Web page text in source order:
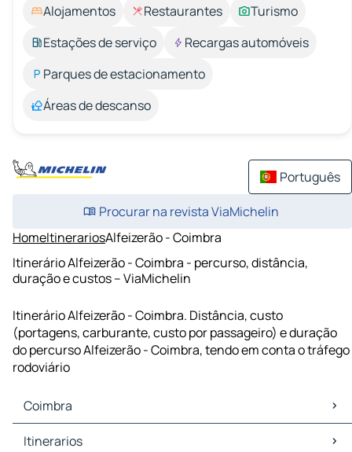
Alojamentos Restaurantes
Turismo
Estações de serviço
Recargas automóveis
Parques de estacionamento
Áreas de descanso
Português
Procurar na revista ViaMichelin
HomeItinerariosAlfeizerão - Coimbra
Itinerário Alfeizerão - Coimbra - percurso, distância,
duração e custos – ViaMichelin
Itinerário Alfeizerão - Coimbra. Distância, custo
(portagens, carburante, custo por passageiro) e duração
do percurso Alfeizerão - Coimbra, tendo em conta o tráfego
rodoviário
Coimbra
Coimbra Mapas Plantas
Itinerarios